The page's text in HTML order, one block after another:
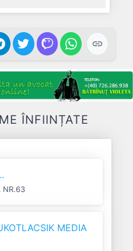
ÎNFIINȚATE
NR.63
MEDIA